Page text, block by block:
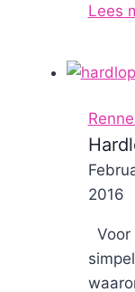
Lees
By
2016
Voor